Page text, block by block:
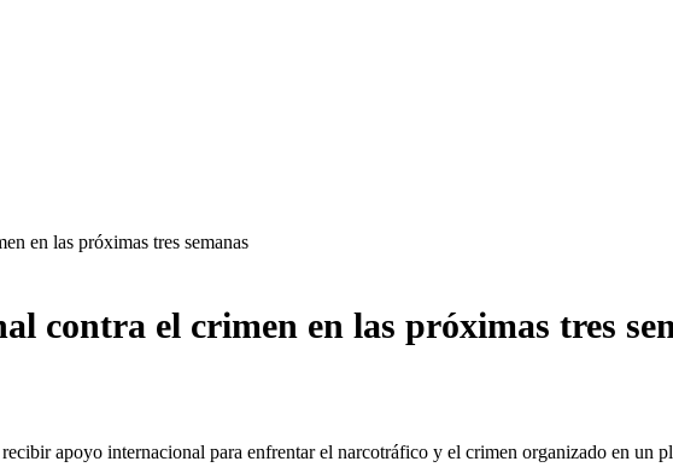
en las próximas tres semanas
contra el crimen en las próximas tres
apoyo internacional para enfrentar el narcotráfico y el crimen organizado en un